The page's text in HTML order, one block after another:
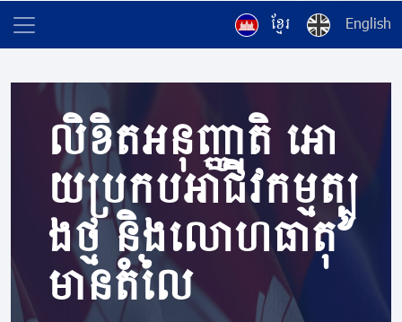
ខ្មែរ English
លិខិតអនុញ្ញាតិ អោ
យប្រកបអាជីវកម្មត្បូ
ងថ្ម និងលោហធាតុ
មានតំលៃ